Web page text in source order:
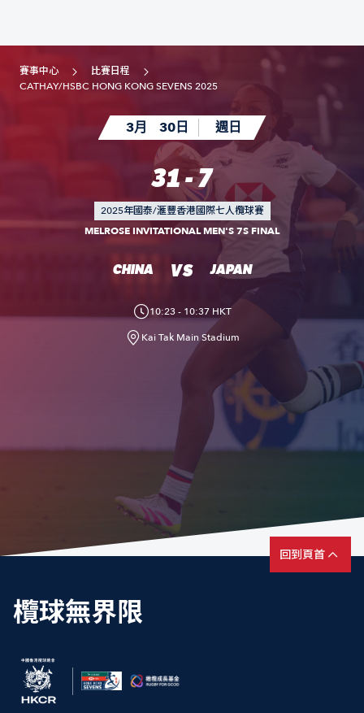
賽事中心
比賽日程
CATHAY/HSBC HONG KONG SEVENS 2025
3月 30日 週日
31 - 7
2025年國泰/滙豐香港國際七人欖球賽
MELROSE INVITATIONAL MEN'S 7S FINAL
CHINA VS JAPAN
10:23 - 10:37 HKT
Kai Tak Main Stadium
回到頁首
欖球無界限